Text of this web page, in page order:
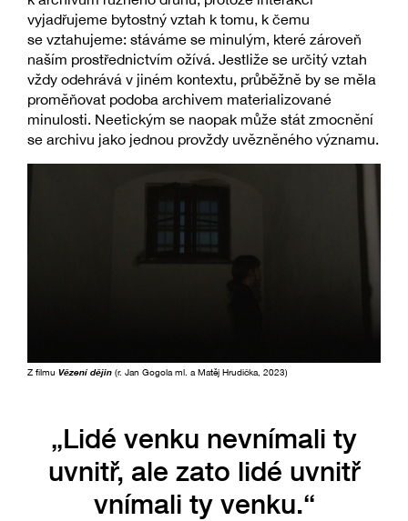
vyjadřujeme bytostný vztah k tomu, k čemu
se vztahujeme: stáváme se minulým, které zároveň
naším prostřednictvím ožívá. Jestliže se určitý vztah
vždy odehrává v jiném kontextu, průběžně by se měla
proměňovat podoba archivem materializované
minulosti. Neetickým se naopak může stát zmocnění
se archivu jako jednou provždy uvězněného významu.
Z filmu Vězení dějin (r. Jan Gogola ml. a Matěj Hrudička, 2023)
„Lidé venku nevnímali ty
uvnitř, ale zato lidé uvnitř
vnímali ty venku.“